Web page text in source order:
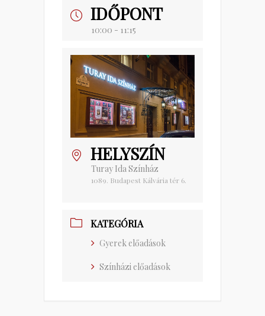
IDŐPONT
10:00 - 11:15
HELYSZÍN
Turay Ida Színház
1089. Budapest Kálvária tér 6.
KATEGÓRIA
Gyerek előadások
Színházi előadások